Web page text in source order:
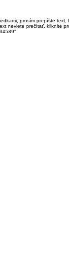
prosím prepíšte text,
neviete prečítať, kliknite